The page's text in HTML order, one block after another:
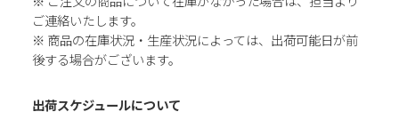
ご連絡いたします。
※ 商品の在庫状況・生産状況によっては、出荷可能日が前
後する場合がございます。
出荷スケジュールについて